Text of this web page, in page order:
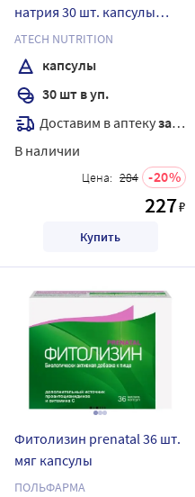
натрия 30 шт. капсулы
массой 1220 мг
ATECH NUTRITION
капсулы
30 шт в уп.
Доставим в аптекузавтра
В наличии
Цена: 284 20
227₽
Купить
Фитолизин prenatal 36 шт.
мяг капсулы
ПОЛЬФАРМА